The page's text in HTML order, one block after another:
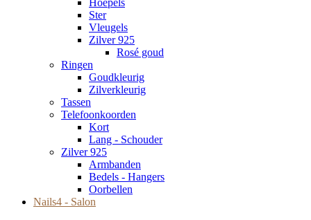
Ster
Vleugels
Zilver 925
Rosé goud
Ringen
Goudkleurig
Zilverkleurig
Tassen
Telefoonkoorden
Kort
Lang - Schouder
Zilver 925
Armbanden
Bedels - Hangers
Oorbellen
Nails4 - Salon